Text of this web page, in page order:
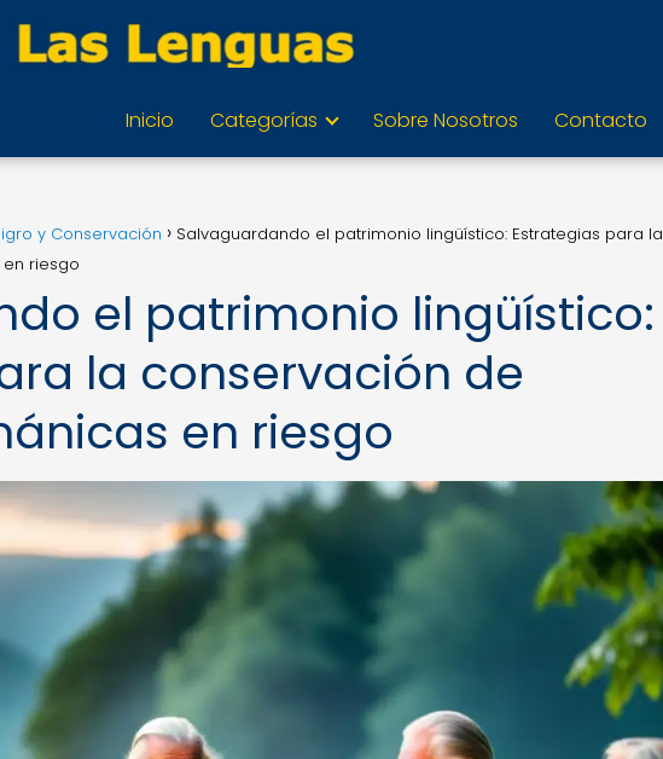
Inicio Categorías Sobre Nosotros Contacto
y Conservación
Salvaguardando el patrimonio lingüístico: Estrategias para la
riesgo
el patrimonio lingüístico:
la conservación de
en riesgo